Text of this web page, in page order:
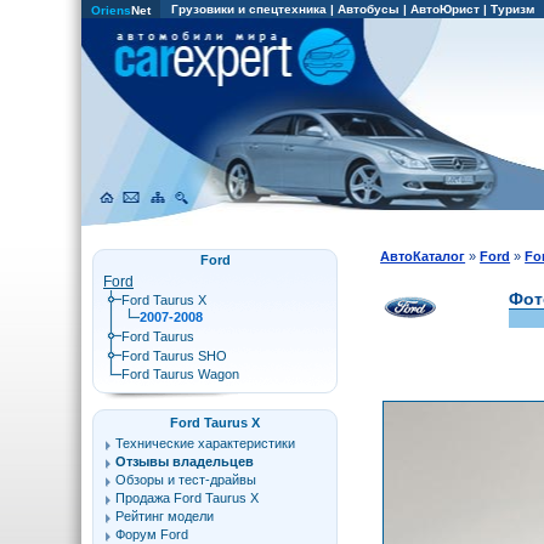
OriensNet Грузовики и спецтехника | Автобусы | АвтоЮрист | Туризм
АвтоКаталог »Ford »
Ford
Ford
Ford Taurus X
2007-2008
Ford Taurus
Ford Taurus SHO
Ford Taurus Wagon
Ford Taurus X
Технические характеристики
Отзывы владельцев
Обзоры и тест-драйвы
Продажа Ford Taurus X
Рейтинг модели
Форум Ford